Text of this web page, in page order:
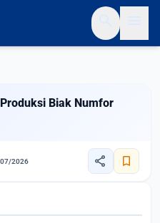
Biak Numfor
2026 share bookmark